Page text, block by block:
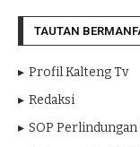
TAUTAN
Profil Kalteng Tv
Redaksi
SOP